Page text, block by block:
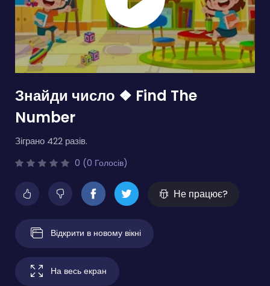
Знайди число ❖ Find The
Number
Зіграно 422 разів.
0 (0 Голосів)
Не працює?
Відкрити в новому вікні
На весь екран